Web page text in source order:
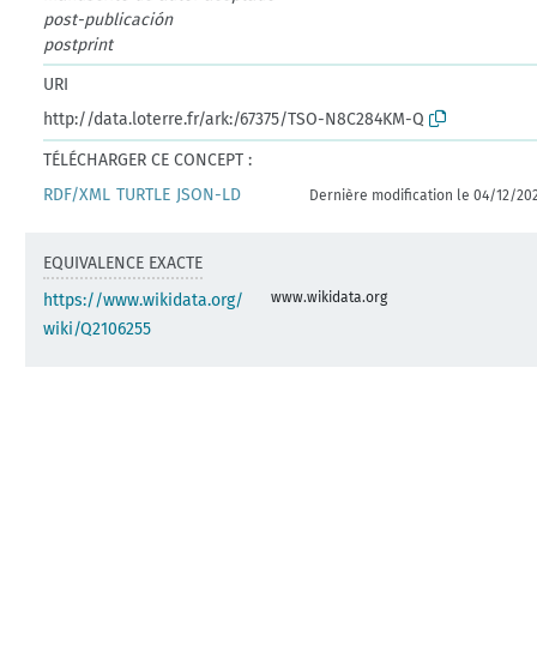
post-publicación
postprint
URI
http://data.loterre.fr/ark:/67375/TSO-N8C284KM-Q
TÉLÉCHARGER CE CONCEPT :
RDF/XML TURTLE JSON-LD Dernière modification le 04/12/
EQUIVALENCE EXACTE
https://www.wikidata.org/
wiki/Q2106255
www.wikidata.org